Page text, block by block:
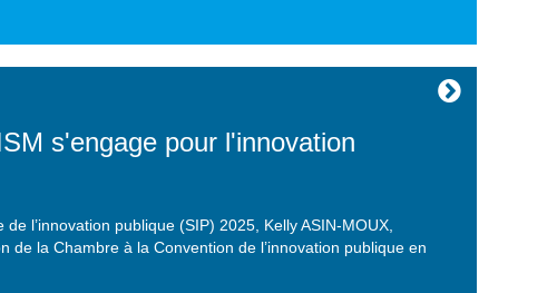
s'engage pour l'innovation
l’innovation publique (SIP) 2025, Kelly ASIN-MOUX,
de la Chambre à la Convention de l’innovation publique en